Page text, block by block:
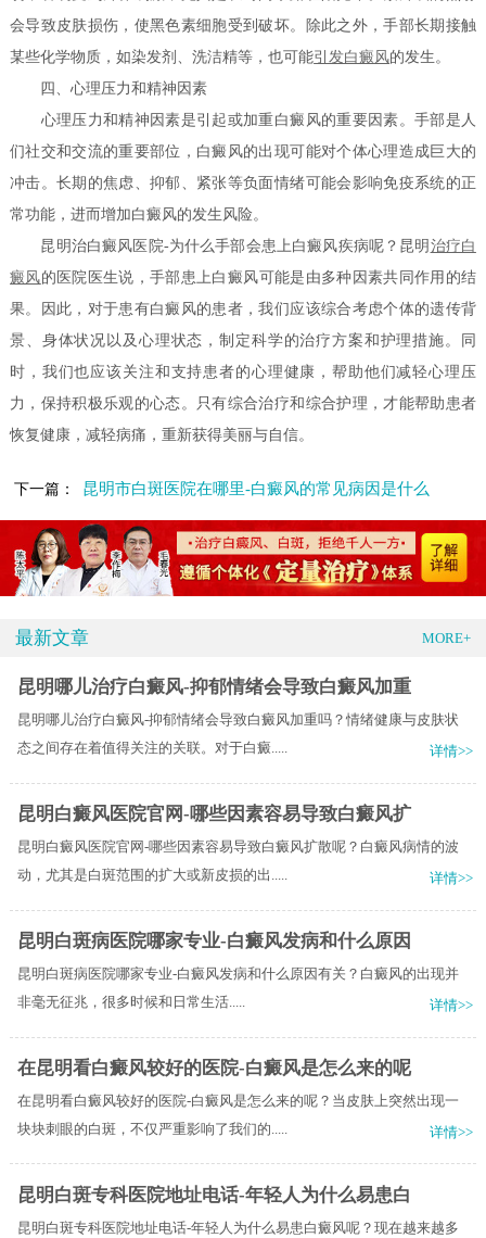
会导致皮肤损伤，使黑色素细胞受到破坏。除此之外，手部长期接触
某些化学物质，如染发剂、洗洁精等，也可能引发白癜风的发生。
四、心理压力和精神因素
心理压力和精神因素是引起或加重白癜风的重要因素。手部是人
们社交和交流的重要部位，白癜风的出现可能对个体心理造成巨大的
冲击。长期的焦虑、抑郁、紧张等负面情绪可能会影响免疫系统的正
常功能，进而增加白癜风的发生风险。
昆明治白癜风医院-为什么手部会患上白癜风疾病呢？昆明 治疗白
癜风的医院医生说，手部患上白癜风可能是由多种因素共同作用的结
果。因此，对于患有白癜风的患者，我们应该综合考虑个体的遗传背
景、身体状况以及心理状态，制定科学的治疗方案和护理措施。同
时，我们也应该关注和支持患者的心理健康，帮助他们减轻心理压
力，保持积极乐观的心态。只有综合治疗和综合护理，才能帮助患者
恢复健康，减轻病痛，重新获得美丽与自信。
下一篇： 昆明市白斑医院在哪里-白癜风的常见病因是什么
最新文章 MORE+
昆明哪儿治疗白癜风-抑郁情绪会导致白癜风加重
昆明哪儿治疗白癜风-抑郁情绪会导致白癜风加重吗？情绪健康与皮肤状
态之间存在着值得关注的关联。对于白癜.....
详情>>
昆明白癜风医院官网-哪些因素容易导致白癜风扩
昆明白癜风医院官网-哪些因素容易导致白癜风扩散呢？白癜风病情的波
动，尤其是白斑范围的扩大或新皮损的出.....
详情>>
昆明白斑病医院哪家专业-白癜风发病和什么原因
昆明白斑病医院哪家专业-白癜风发病和什么原因有关？​白癜风的出现并
非毫无征兆，很多时候和日常生活.....
详情>>
在昆明看白癜风较好的医院-白癜风是怎么来的呢
在昆明看白癜风较好的医院-白癜风是怎么来的呢？当皮肤上突然出现一
块块刺眼的白斑，不仅严重影响了我们的.....
详情>>
昆明白斑专科医院地址电话-年轻人为什么易患白
昆明白斑专科医院地址电话-年轻人为什么易患白癜风呢？现在越来越多